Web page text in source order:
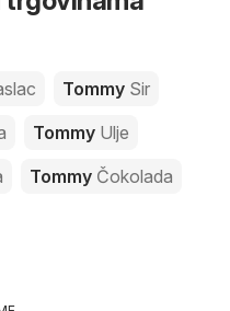
Tommy Sir
Tommy Ulje
Tommy Čokolada